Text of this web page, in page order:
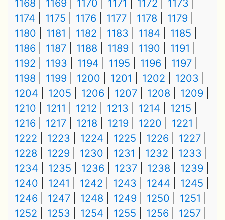
1168
1169 1170 1171 1172
1173
1174
1175 1176 1177 1178
1179
1180
1181 1182 1183 1184
1185
1186
1187 1188 1189 1190
1191
1192
1193 1194 1195 1196
1197
1198
1199 1200 1201 1202
1203
1204
1205 1206 1207 1208
1209
1210
1211 1212 1213 1214
1215
1216
1217 1218 1219 1220
1221
1222
1223 1224 1225 1226
1227
1228
1229 1230 1231 1232
1233
1234
1235 1236 1237 1238
1239
1240
1241 1242 1243 1244
1245
1246
1247 1248 1249 1250
1251
1252
1253 1254 1255 1256
1257